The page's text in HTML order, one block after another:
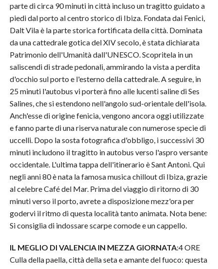
parte di circa 90 minuti in città incluso un tragitto guidato a
piedi dal porto al centro storico di Ibiza. Fondata dai Fenici,
Dalt Vila è la parte storica fortificata della città. Dominata
da una cattedrale gotica del XIV secolo, è stata dichiarata
Patrimonio dell'Umanità dall'UNESCO. Scopritela in un
saliscendi di strade pedonali, ammirando la vista a perdita
d'occhio sul porto e l'esterno della cattedrale. A seguire, in
25 minuti l'autobus vi porterà fino alle lucenti saline di Ses
Salines, che si estendono nell'angolo sud-orientale dell'isola.
Anch'esse di origine fenicia, vengono ancora oggi utilizzate
e fanno parte di una riserva naturale con numerose specie di
uccelli. Dopo la sosta fotografica d'obbligo, i successivi 30
minuti includono il tragitto in autobus verso l'aspro versante
occidentale. L'ultima tappa dell'itinerario è Sant Antoni. Qui
negli anni 80 è nata la famosa musica chillout di Ibiza, grazie
al celebre Café del Mar. Prima del viaggio di ritorno di 30
minuti verso il porto, avrete a disposizione mezz'ora per
godervi il ritmo di questa località tanto animata. Nota bene:
Si consiglia di indossare scarpe comode e un cappello.
IL MEGLIO DI VALENCIA IN MEZZA GIORNATA:4 ORE
Culla della paella, città della seta e amante del fuoco: questa